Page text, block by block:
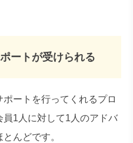
ートが受けられる
ートを行ってくれるプロ
1人に対して1人のアドバ
んどです。